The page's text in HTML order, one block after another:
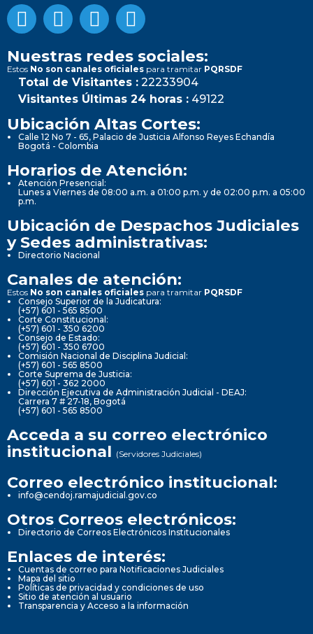
Nuestras redes sociales:
Estos No son canales oficiales para tramitar PQRSDF
Total de Visitantes : 22233904
Visitantes Últimas 24 horas : 49122
Ubicación Altas Cortes:
Calle 12 No 7 - 65, Palacio de Justicia Alfonso Reyes Echandía
Bogotá - Colombia
Horarios de Atención:
Atención Presencial:
Lunes a Viernes de 08:00 a.m. a 01:00 p.m. y de 02:00 p.m. a 05:00
p.m.
Ubicación de Despachos Judiciales
y Sedes administrativas:
Directorio Nacional
Canales de atención:
Estos No son canales oficiales para tramitar PQRSDF
Consejo Superior de la Judicatura:
(+57) 601 - 565 8500
Corte Constitucional:
(+57) 601 - 350 6200
Consejo de Estado:
(+57) 601 - 350 6700
Comisión Nacional de Disciplina Judicial:
(+57) 601 - 565 8500
Corte Suprema de Justicia:
(+57) 601 - 362 2000
Dirección Ejecutiva de Administración Judicial - DEAJ:
Carrera 7 # 27-18, Bogotá
(+57) 601 - 565 8500
Acceda a su correo electrónico
institucional (Servidores Judiciales)
Correo electrónico institucional:
info@cendoj.ramajudicial.gov.co
Otros Correos electrónicos:
Directorio de Correos Electrónicos Institucionales
Enlaces de interés:
Cuentas de correo para Notificaciones Judiciales
Mapa del sitio
Políticas de privacidad y condiciones de uso
Sitio de atención al usuario
Transparencia y Acceso a la información